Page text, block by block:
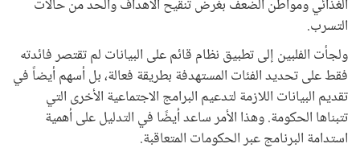
الغذائي ومواطن الضعف بغرض تنقيح الأهداف والحد من حالات
التسرب.
ولجأت الفلبين إلى تطبيق نظام قائم على البيانات لم تقتصر فائدته
فقط على تحديد الفئات المستهدفة بطريقة فعالة، بل أسهم أيضاً في
تقديم البيانات اللازمة لتدعيم البرامج الاجتماعية الأخرى التي
تتبناها الحكومة. وهذا الأمر ساعد أيضًا في التدليل على أهمية
استدامة البرنامج عبر الحكومات المتعاقبة.